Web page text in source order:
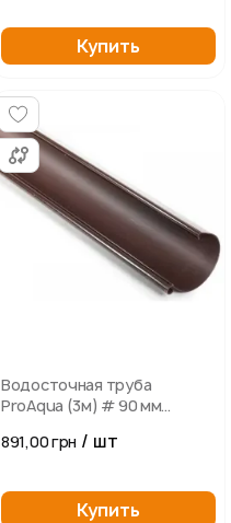
Купить
Водосточная труба
ProAqua (3м) # 90 мм
891,00 грн / шт
Купить